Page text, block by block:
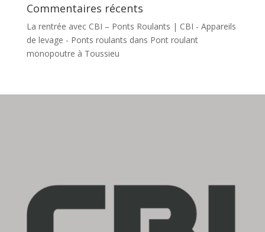
Commentaires récents
La rentrée avec CBI – Ponts Roulants | CBI - Appareils
de levage - Ponts roulants dans Pont roulant
monopoutre à Toussieu